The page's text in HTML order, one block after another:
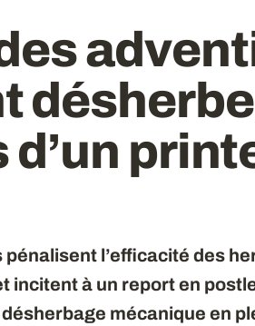
d’un
l’efficacité des
incitent à un report en
mécanique en